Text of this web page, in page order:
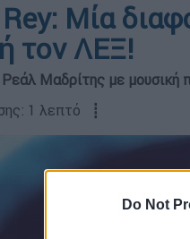
Do Not
Μία
τον ΛΕΞ!
Μαδρίτης με μουσική
1 λεπτό ┋